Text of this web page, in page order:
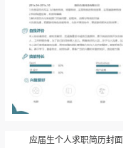
应届生个人求职简历封面